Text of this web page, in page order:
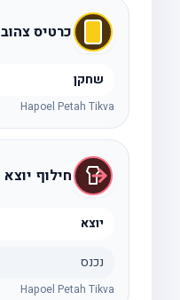
כרטיס צהוב
שחקן
Hapoel Petah Tikva
חילוף יוצא
יוצא
נכנס
Hapoel Petah Tikva